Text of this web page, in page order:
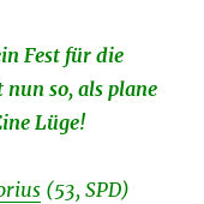
Fest für die
so, als plane
Lüge!
(53, SPD)